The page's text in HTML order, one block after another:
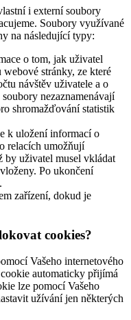
i externí soubory
Soubory využívané
na následující typy:
o tom, jak uživatel
stránky, ze které
návštěv uživatele a o
nezaznamenávají
shromažďování statistik
k uložení informací o
relacích umožňují
by uživatel musel vkládat
Po ukončení
zařízení, dokud je
cookies?
Vašeho internetového
automaticky přijímá
lze pomocí Vašeho
užívání jen některých